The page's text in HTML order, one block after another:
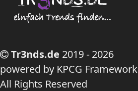
Tr3nds.de 2019 - 2026
powered by KPCG Framework
All Rights Reserved